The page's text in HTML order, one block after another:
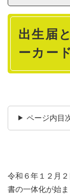
本
出生届
ーカー
ページ内目
令和６年１２月
書の一体化が始ま